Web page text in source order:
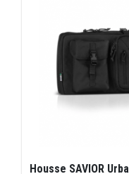
Housse SAVIOR